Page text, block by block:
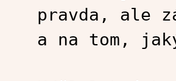
pravda, ale
a na tom,